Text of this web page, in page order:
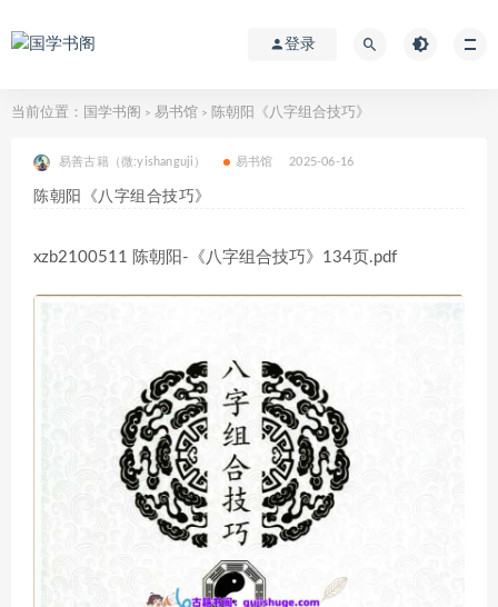
登录
当前位置： 国学书阁 > 易书馆 > 陈朝阳《八字组合技巧》
易善古籍（微:yishanguji） 易书馆 2025-06-16
陈朝阳《八字组合技巧》
xzb2100511 陈朝阳-《八字组合技巧》134页.pdf